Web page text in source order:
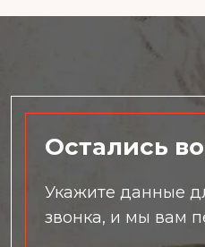
Остались
Укажите данные
звонка, и мы вам